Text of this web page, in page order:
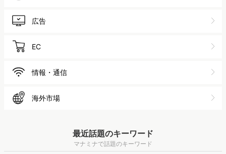
広告
EC
情報・通信
海外市場
最近話題のキーワード
マナミナで話題のキーワード